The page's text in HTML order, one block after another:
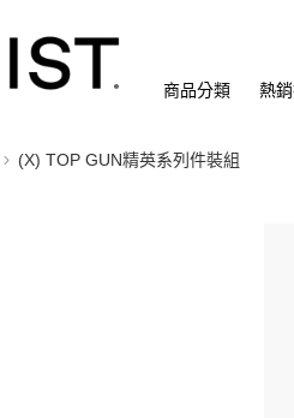
商品分類 熱
(X) TOP GUN精英系列件裝組